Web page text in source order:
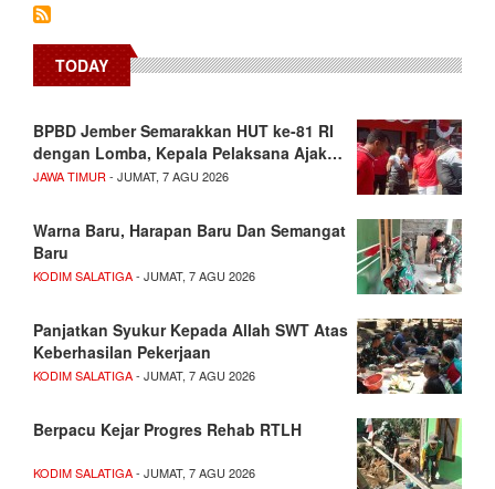
TODAY
BPBD Jember Semarakkan HUT ke-81 RI
dengan Lomba, Kepala Pelaksana Ajak…
JAWA TIMUR - JUMAT, 7 AGU 2026
Warna Baru, Harapan Baru Dan Semangat
Baru
KODIM SALATIGA- JUMAT, 7 AGU 2026
Panjatkan Syukur Kepada Allah SWT Atas
Keberhasilan Pekerjaan
KODIM SALATIGA- JUMAT, 7 AGU 2026
Berpacu Kejar Progres Rehab RTLH
KODIM SALATIGA- JUMAT, 7 AGU 2026